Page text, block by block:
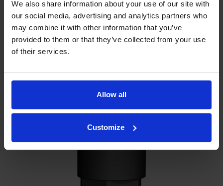
We also share information about your use of our site with
our social media, advertising and analytics partners who
may combine it with other information that you’ve
provided to them or that they’ve collected from your use
of their services.
Allow all
Customize
Tuotenumero 9010070
Ulkokierre x Ulkokierre
Näytä tuote